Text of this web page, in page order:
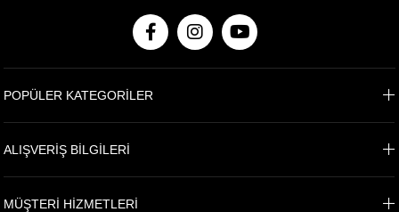
POPÜLER KATEGORİLER
ALIŞVERİŞ BİLGİLERİ
MÜŞTERİ HİZMETLERİ